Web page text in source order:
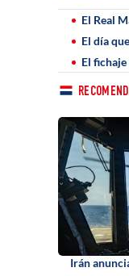
El Real
El día
El
Irán